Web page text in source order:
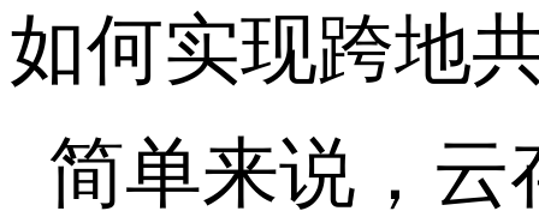
如何实现跨地
简单来说，